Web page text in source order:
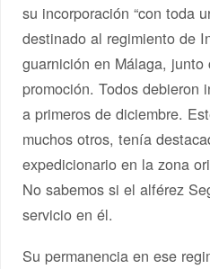
su incorporación “con toda
destinado al regimiento de
guarnición en Málaga,
promoción. Todos debieron
a primeros de diciembre.
muchos otros, tenía
expedicionario en la zona
No sabemos si el alférez
servicio en él.
Su permanencia en ese